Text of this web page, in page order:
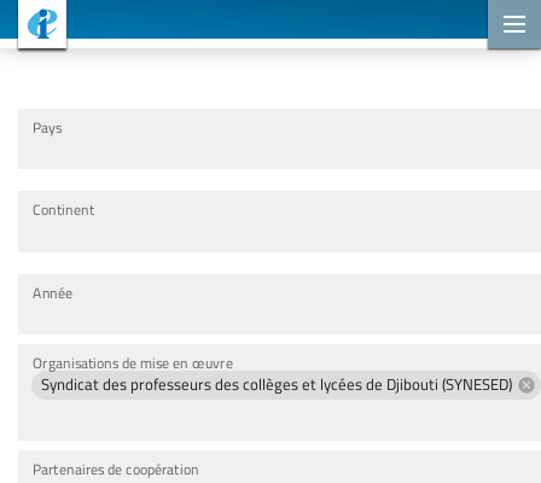
Pays
Continent
Année
Organisations de mise en œuvre
Syndicat des professeurs des collèges et lycées de Djibouti (SYNESED)
Partenaires de coopération